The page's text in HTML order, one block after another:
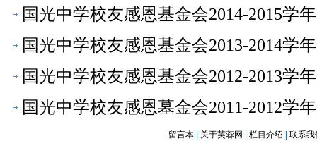
国光中学校友感恩基金会2014-2015学
国光中学校友感恩基金会2013-2014学
国光中学校友感恩基金会2012-2013学
国光中学校友感恩墓金会2011-2012学
留言本| 关于芙蓉网 栏目介绍 联系我